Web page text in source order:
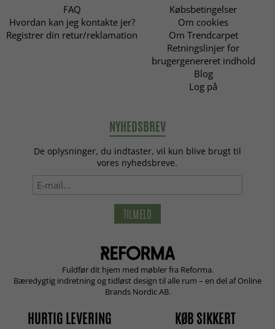
FAQ
Hvordan kan jeg kontakte jer?
Registrer din retur/reklamation
Købsbetingelser
Om cookies
Om Trendcarpet
Retningslinjer for
brugergenereret indhold
Blog
Log på
NYHEDSBREV
De oplysninger, du indtaster, vil kun blive brugt til
vores nyhedsbreve.
TILMELD
Fuldfør dit hjem med møbler fra Reforma.
Bæredygtig indretning og tidløst design til alle rum – en del af Online
Brands Nordic AB.
HURTIG LEVERING KØB SIKKERT